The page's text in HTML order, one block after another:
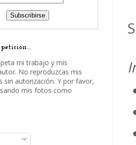
mi trabajo y mis
No reproduzcas mis
autorización. Y por favor,
mis fotos como